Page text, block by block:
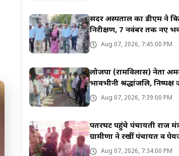
सदर अस्पताल का डीएम ने
निरीक्षण, 7 नवंबर तक नए
का निर्देश
Aug 07, 2026, 7:45:00 PM
लोजपा (रामविलास) नेता
भावभीनी श्रद्धांजलि,
की मांगAug 07, 2026, 7:39:00 PM
पतरघट पहुंचे पंचायती राज
ग्रामीणों ने रखीं पंचायत व
समस्याएं
Aug 07, 2026, 7:34:00 PM